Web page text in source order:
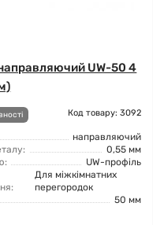
UW-50 4
Код товару: 3092
направляючий
0,55 мм
UW-профіль
Для міжкімнатних
перегородок
50 мм